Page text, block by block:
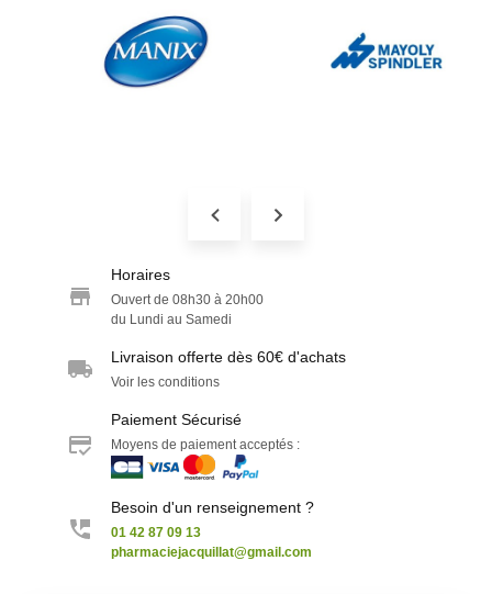
Horaires
Ouvert de 08h30 à 20h00
du Lundi au Samedi
Livraison offerte dès 60€ d'achats
Voir les conditions
Paiement Sécurisé
Moyens de paiement acceptés :
Besoin d'un renseignement ?
01 42 87 09 13
pharmaciejacquillat@gmail.com